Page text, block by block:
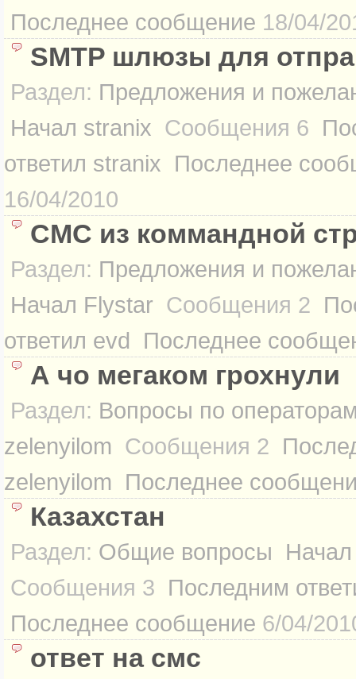
Последнее сообщение 18/04/
SMTP шлюзы для
Раздел: Предложения и
Начал stranix Сообщения 6
ответил stranix Последнее
16/04/2010
СМС из коммандной
Раздел: Предложения и
Начал Flystar Сообщения 2
ответил evd Последнее
А чо мегаком грохнули
Раздел: Вопросы по
zelenyilom Сообщения 2
zelenyilom
Последнее
Казахстан
Раздел: Общие вопросы
Начал
Сообщения 3 Последним
Последнее сообщение 6/04/
ответ на смс